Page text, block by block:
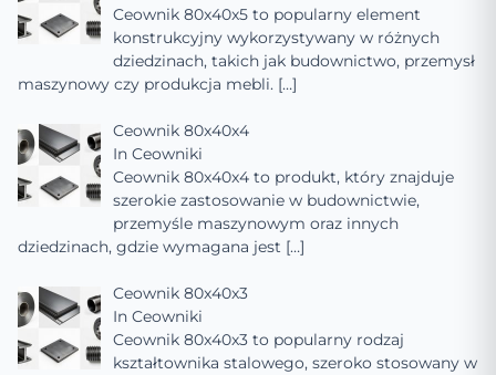
Ceownik 80x40x5 to popularny element
konstrukcyjny wykorzystywany w różnych
dziedzinach, takich jak budownictwo, przemysł
maszynowy czy produkcja mebli. […]
Ceownik 80x40x4
In Ceowniki
Ceownik 80x40x4 to produkt, który znajduje
szerokie zastosowanie w budownictwie,
przemyśle maszynowym oraz innych
dziedzinach, gdzie wymagana jest […]
Ceownik 80x40x3
In Ceowniki
Ceownik 80x40x3 to popularny rodzaj
kształtownika stalowego, szeroko stosowany w